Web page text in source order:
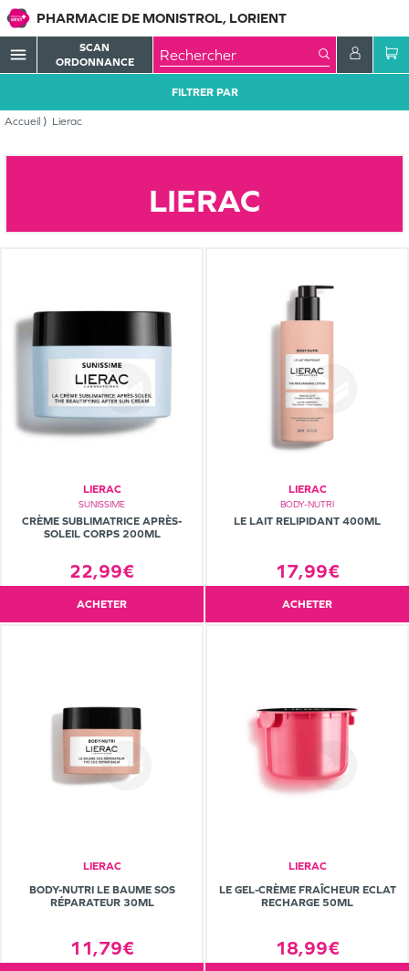
PHARMACIE DE MONISTROL, LORIENT
menu
SCAN
ORDONNANCE
Accueil Lierac
FILTRER PAR
LIERAC
LIERAC
SUNISSIME
CRÈME SUBLIMATRICE APRÈS-
SOLEIL CORPS 200ML
22,99€
ACHETER
LIERAC
BODY-NUTRI
LE LAIT RELIPIDANT 400ML
17,99€
ACHETER
LIERAC
BODY-NUTRI LE BAUME SOS
RÉPARATEUR 30ML
11,79€
LIERAC
LE GEL-CRÈME FRAÎCHEUR ECLAT
RECHARGE 50ML
18,99€